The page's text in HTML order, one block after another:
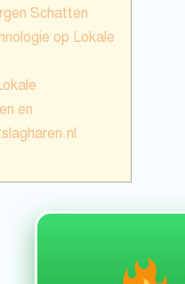
Schatten
op Lokale
en